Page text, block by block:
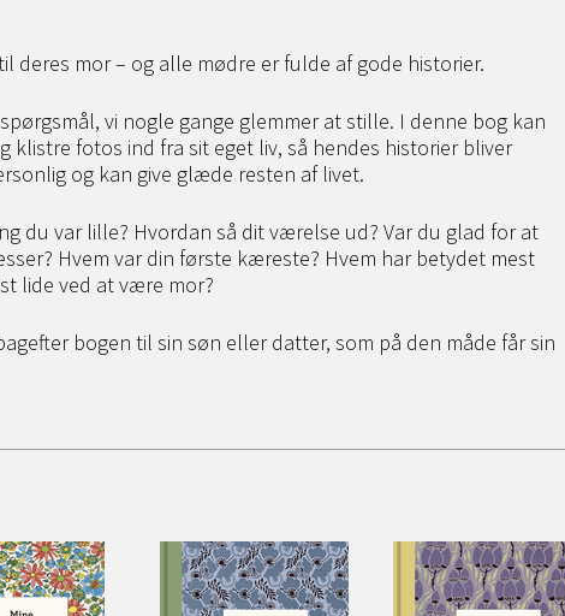
deres mor – og alle mødre er fulde af gode historier.
vi nogle gange glemmer at stille. I denne bog kan
klistre fotos ind fra sit eget liv, så hendes historier bliver
og kan give glæde resten af livet.
du var lille? Hvordan så dit værelse ud? Var du glad for at
Hvem var din første kæreste? Hvem har betydet mest
lide ved at være mor?
bogen til sin søn eller datter, som på den måde får sin